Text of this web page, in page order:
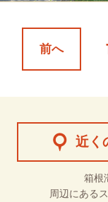
前へ
近く
箱根
周辺にある